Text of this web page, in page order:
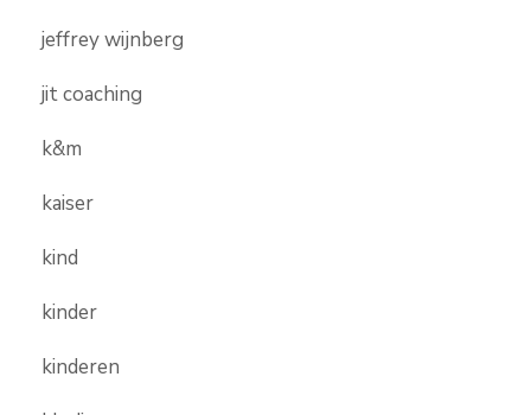
jeffrey wijnberg
jit coaching
k&m
kaiser
kind
kinder
kinderen